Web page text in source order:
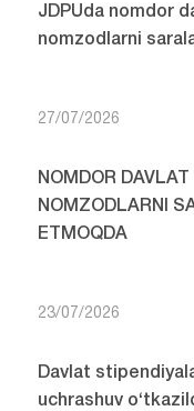
JDPUda nomdor
nomzodlarni
27/07/2026
NOMDOR
NOMZODLARNI
ETMOQDA
23/07/2026
Davlat
uchrashuv